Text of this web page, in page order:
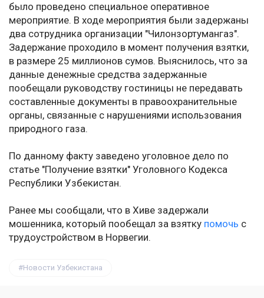
было проведено специальное оперативное
мероприятие. В ходе мероприятия были задержаны
два сотрудника организации "Чилонзортумангаз".
Задержание проходило в момент получения взятки,
в размере 25 миллионов сумов. Выяснилось, что за
данные денежные средства задержанные
пообещали руководству гостиницы не передавать
составленные документы в правоохранительные
органы, связанные с нарушениями использования
природного газа.
По данному факту заведено уголовное дело по
статье "Получение взятки" Уголовного Кодекса
Республики Узбекистан.
Ранее мы сообщали, что в Хиве задержали
мошенника, который пообещал за взятку помочь с
трудоустройством в Норвегии.
Новости Узбекистана